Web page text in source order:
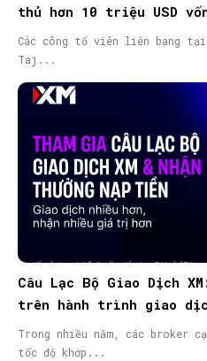
thủ hơn 10 triệu USD
Các công tố viên liên bang
Taj...
Câu Lạc Bộ Giao Dịch
trên hành trình giao
Trong nhiều năm, các broker
tốc độ khớp...